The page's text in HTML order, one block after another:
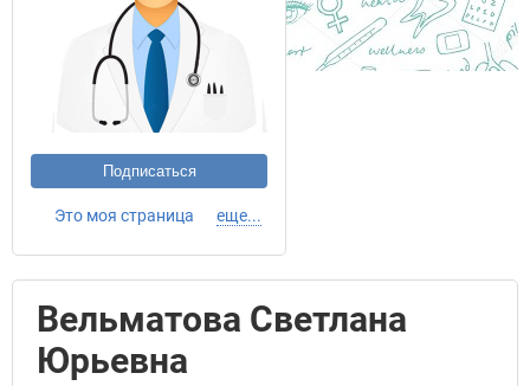
Подписаться
Это моя страница еще...
Вельматова Светлана
Юрьевна